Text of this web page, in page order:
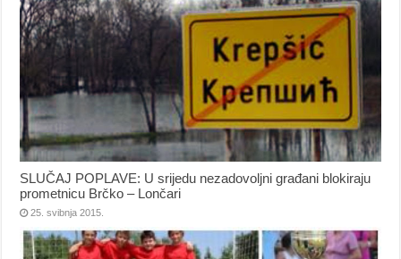
SLUČAJ POPLAVE: U srijedu nezadovoljni građani blokiraju
prometnicu Brčko – Lončari
25. svibnja 2015.